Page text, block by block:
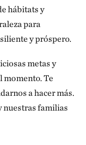
hábitats y
para
y próspero.
metas y
momento. Te
a hacer más.
nuestras familias